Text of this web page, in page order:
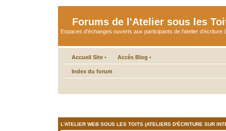
Forums de l'Atelier sous les
Espaces d'échanges ouverts aux participants de l'atelier d'écriture
Accueil Site • Accès Blog •
Index du forum
L'ATELIER WEB SOUS LES TOITS (ATELIERS D'ÉCRITURE SUR